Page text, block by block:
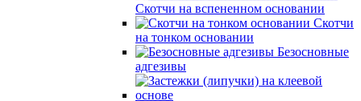
Скотчи на вспененном основании
Скотчи
на тонком основании
Безосновные
адгезивы